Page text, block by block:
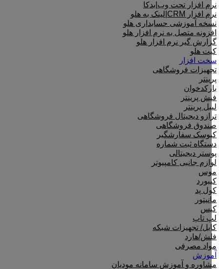
نرم افزار تحت وب|بدکا
نرم افزار CRM|لینک به هلو
نسخه آموزشی حسابداری هلو
افزونه متصل به نرم افزار هلو
گزارش گیر نرم افزار هلو
کیت هلو
سخت افزار
تجهیزات فروشگاهی
پرینتر
بارکدخوان
فیش پرینتر
لیبل پرینتر
ترازو دیجیتال فروشگاهی
صندوق فروشگاهی
کیوسک سفارشگیر
دستگاه ثبت شماره
پوستر دیجیتالی
لوازم جانبی کامپیوتر
موس
کیبورد
کول پد
مانیتور
کیس
لپ تاپ
کابل/ تجهیزات شبکه
فلش/هارد
مواد مصرفی
آموزش
مشاوره و آموزش سامانه مودیان